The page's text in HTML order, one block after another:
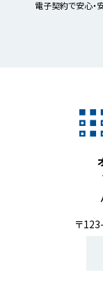
電子契約で安心・
〒